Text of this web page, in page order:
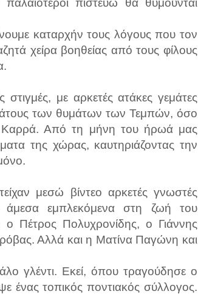
πιστεύω θα θυμούνται
καταρχήν τους λόγους που τον
χείρα βοηθείας από τους φίλους
με αρκετές ατάκες γεμάτες
των θυμάτων των Τεμπών, όσο
Καρρά. Από τη μήνη του ήρωά μας
της χώρας, καυτηριάζοντας την
μεσώ βίντεο αρκετές γνωστές
άμεσα εμπλεκόμενα στη ζωή του
Πέτρος Πολυχρονίδης, ο Γιάννης
Αλλά και η Ματίνα Παγώνη και
γλέντι. Εκεί, όπου τραγούδησε ο
ένας τοπικός ποντιακός σύλλογος.